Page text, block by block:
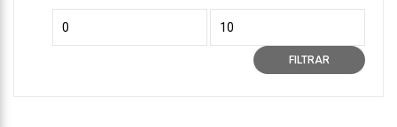
Preço
Preço
máximo
FILTRAR